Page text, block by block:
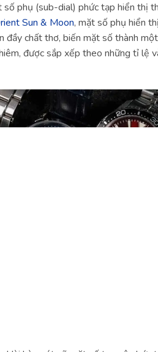
số phụ (sub-dial) phức tạp hiển thị
Sun & Moon, mặt số phụ hiển
đầy chất thơ, biến mặt số thành
được sắp xếp theo những tỉ lệ